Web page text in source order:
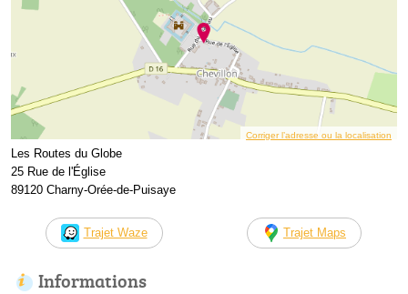
Corriger l’adresse ou la localisation
Les Routes du Globe
25 Rue de l'Église
89120 Charny-Orée-de-Puisaye
Trajet Waze Trajet Maps
Informations